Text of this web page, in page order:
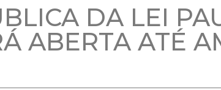
DA LEI
ABERTA ATÉ